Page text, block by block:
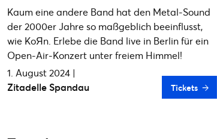
Kaum eine andere Band hat den Metal-Sound
der 2000er Jahre so maßgeblich beeinflusst,
wie KoЯn. Erlebe die Band live in Berlin für ein
Open-Air-Konzert unter freiem Himmel!
1. August 2024 |
Zitadelle Spandau
Tickets